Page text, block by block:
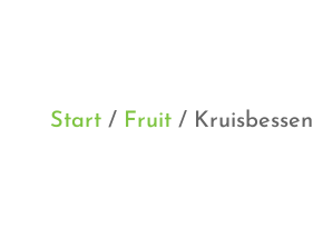
Start/ Fruit/ Kruisbessen